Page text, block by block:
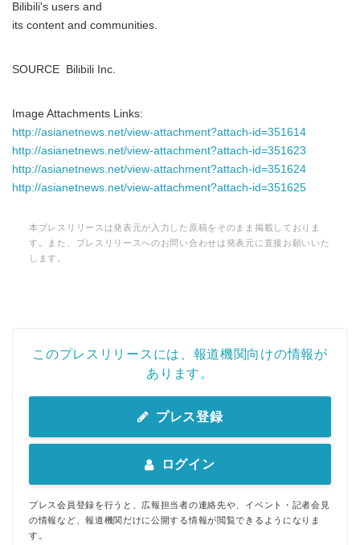
Bilibili's users and
its content and communities.
SOURCE Bilibili Inc.
Image Attachments Links:
http://asianetnews.net/view-attachment?attach-id=351614
http://asianetnews.net/view-attachment?attach-id=351623
http://asianetnews.net/view-attachment?attach-id=351624
http://asianetnews.net/view-attachment?attach-id=351625
本プレスリリースは発表元が入力した原稿をそのまま掲載しておりま
す。また、プレスリリースへのお問い合わせは発表元に直接お願いいた
します。
このプレスリリースには、報道機関向けの情報が
あります。
プレス登録
ログイン
プレス会員登録を行うと、広報担当者の連絡先や、イベント・記者会見
の情報など、報道機関だけに公開する情報が閲覧できるようになりま
す。